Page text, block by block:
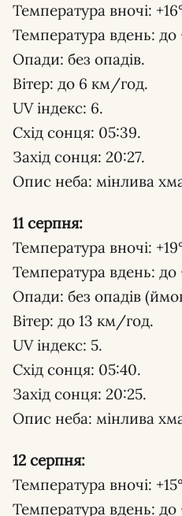
Температура вночі:
Температура вдень: до
Опади: без опадів.
Вітер: до 6 км/год.
UV індекс: 6.
Схід сонця: 05:39.
Захід сонця: 20:27.
Опис неба: мінлива
11 серпня:
Температура вночі:
Температура вдень: до
Опади: без опадів
Вітер: до 13 км/год.
UV індекс: 5.
Схід сонця: 05:40.
Захід сонця: 20:25.
Опис неба: мінлива
12 серпня:
Температура вночі:
Температура вдень: до